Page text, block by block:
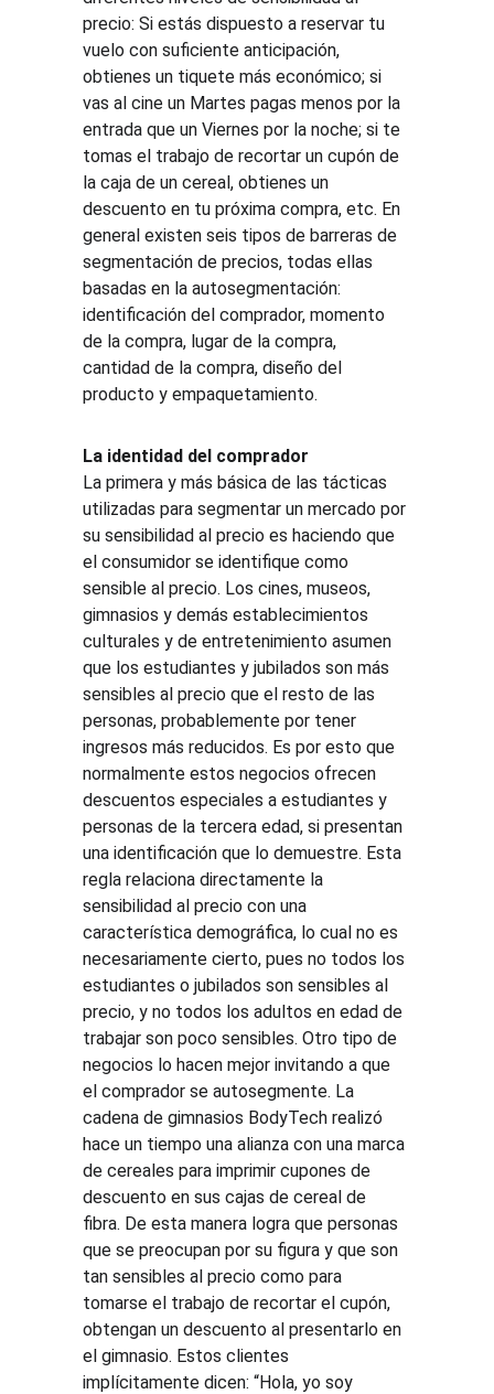
precio: Si estás dispuesto a reservar tu
vuelo con suficiente anticipación,
obtienes un tiquete más económico; si
vas al cine un Martes pagas menos por la
entrada que un Viernes por la noche; si te
tomas el trabajo de recortar un cupón de
la caja de un cereal, obtienes un
descuento en tu próxima compra, etc. En
general existen seis tipos de barreras de
segmentación de precios, todas ellas
basadas en la autosegmentación:
identificación del comprador, momento
de la compra, lugar de la compra,
cantidad de la compra, diseño del
producto y empaquetamiento.
La identidad del comprador
La primera y más básica de las tácticas
utilizadas para segmentar un mercado por
su sensibilidad al precio es haciendo que
el consumidor se identifique como
sensible al precio. Los cines, museos,
gimnasios y demás establecimientos
culturales y de entretenimiento asumen
que los estudiantes y jubilados son más
sensibles al precio que el resto de las
personas, probablemente por tener
ingresos más reducidos. Es por esto que
normalmente estos negocios ofrecen
descuentos especiales a estudiantes y
personas de la tercera edad, si presentan
una identificación que lo demuestre. Esta
regla relaciona directamente la
sensibilidad al precio con una
característica demográfica, lo cual no es
necesariamente cierto, pues no todos los
estudiantes o jubilados son sensibles al
precio, y no todos los adultos en edad de
trabajar son poco sensibles. Otro tipo de
negocios lo hacen mejor invitando a que
el comprador se autosegmente. La
cadena de gimnasios BodyTech realizó
hace un tiempo una alianza con una marca
de cereales para imprimir cupones de
descuento en sus cajas de cereal de
fibra. De esta manera logra que personas
que se preocupan por su figura y que son
tan sensibles al precio como para
tomarse el trabajo de recortar el cupón,
obtengan un descuento al presentarlo en
el gimnasio. Estos clientes
implícitamente dicen: “Hola, yo soy